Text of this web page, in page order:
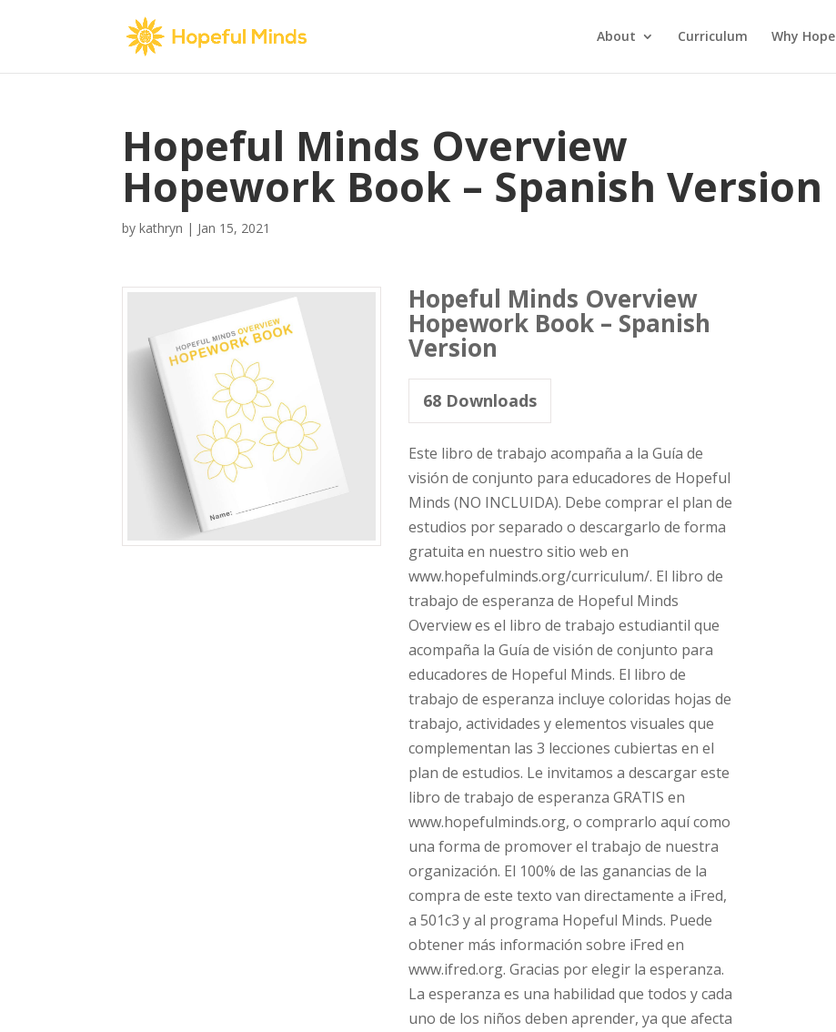
About Curriculum Why Hope
Hopeful Minds Overview
Hopework Book – Spanish Version
bykathryn | Jan 15, 2021
Hopeful Minds Overview
Hopework Book – Spanish
Version
68 Downloads
Este libro de trabajo acompaña a la Guía de
visión de conjunto para educadores de Hopeful
Minds (NO INCLUIDA). Debe comprar el plan de
estudios por separado o descargarlo de forma
gratuita en nuestro sitio web en
www.hopefulminds.org/curriculum/. El libro de
trabajo de esperanza de Hopeful Minds
Overview es el libro de trabajo estudiantil que
acompaña la Guía de visión de conjunto para
educadores de Hopeful Minds. El libro de
trabajo de esperanza incluye coloridas hojas de
trabajo, actividades y elementos visuales que
complementan las 3 lecciones cubiertas en el
plan de estudios. Le invitamos a descargar este
libro de trabajo de esperanza GRATIS en
www.hopefulminds.org, o comprarlo aquí como
una forma de promover el trabajo de nuestra
organización. El 100% de las ganancias de la
compra de este texto van directamente a iFred,
a 501c3 y al programa Hopeful Minds. Puede
obtener más información sobre iFred en
www.ifred.org. Gracias por elegir la esperanza.
La esperanza es una habilidad que todos y cada
uno de los niños deben aprender, ya que afecta